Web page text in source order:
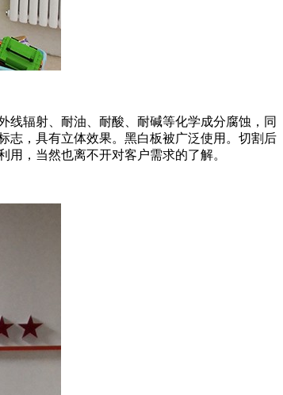
辐射、耐油、耐酸、耐碱等化学成分腐蚀，同
志，具有立体效果。黑白板被广泛使用。切割后
，当然也离不开对客户需求的了解。